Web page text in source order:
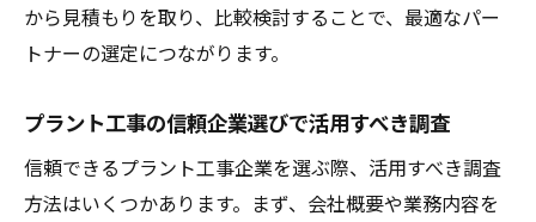
から見積もりを取り、比較検討することで、最適なパー
トナーの選定につながります。
プラント工事の信頼企業選びで活用すべき調査
信頼できるプラント工事企業を選ぶ際、活用すべき調査
方法はいくつかあります。まず、会社概要や業務内容を